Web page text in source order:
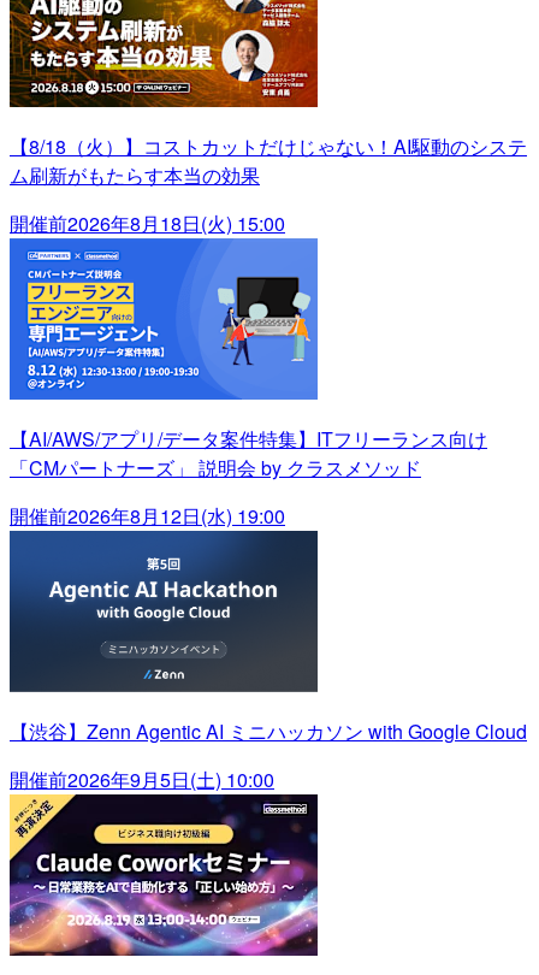
【8/18（火）】コストカットだけじゃない！AI駆動のシステ
ム刷新がもたらす本当の効果
開催前2026年8月18日(火) 15:00
【AI/AWS/アプリ/データ案件特集】ITフリーランス向け
「CMパートナーズ」 説明会 by クラスメソッド
開催前2026年8月12日(水) 19:00
【渋谷】Zenn Agentic AI ミニハッカソン with Google Cloud
開催前2026年9月5日(土) 10:00